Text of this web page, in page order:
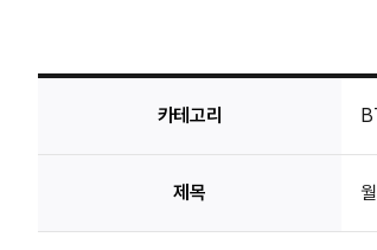
카테고리
제목